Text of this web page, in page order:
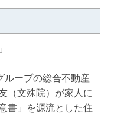
ープの総合不動産
（文殊院）が家人に
書」を源流とした住